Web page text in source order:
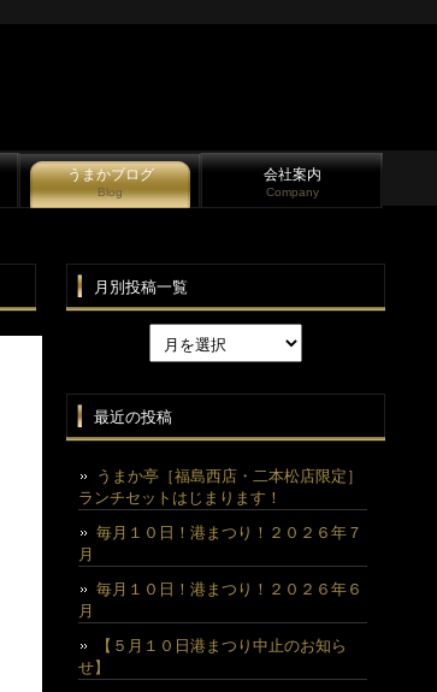
うまかブログ
Blog
会社案内
Company
月別投稿一覧
最近の投稿
うまか亭［福島西店・二本松店限定］
ランチセットはじまります！
毎月１０日！港まつり！２０２６年７
月
毎月１０日！港まつり！２０２６年６
月
【５月１０日港まつり中止のお知ら
せ】